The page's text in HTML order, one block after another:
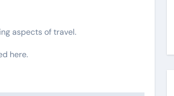
aspects of travel.
here.